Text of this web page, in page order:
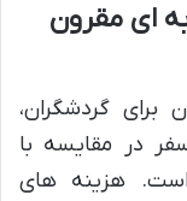
ای مقرون
برای گردشگران،
در مقایسه با
است. هزینه های